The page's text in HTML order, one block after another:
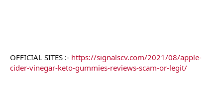
OFFICIAL SITES :- https://signalscv.com/2021/08/apple-
cider-vinegar-keto-gummies-reviews-scam-or-legit/